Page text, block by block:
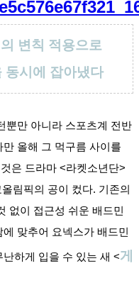
변칙 적용으로
동시에 잡아냈다
뿐만 아니라 스포츠계 전반
올해 그 먹구름 사이를
은 드라마 <라켓소년단>
림픽의 공이 컸다. 기존의
없이 접근성 쉬운 배드민
맞추어 요넥스가 배드민
하게 입을 수 있는 새 <게